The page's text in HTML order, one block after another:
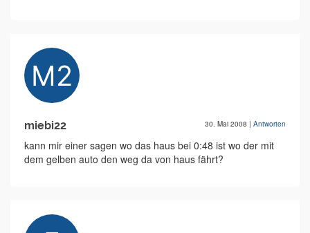
miebi22 30. Mai 2008 | Antworten
kann mir einer sagen wo das haus bei 0:48 ist wo der mit
dem gelben auto den weg da von haus fährt?